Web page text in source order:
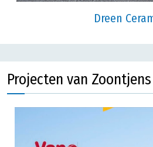
Dreen
Projecten van